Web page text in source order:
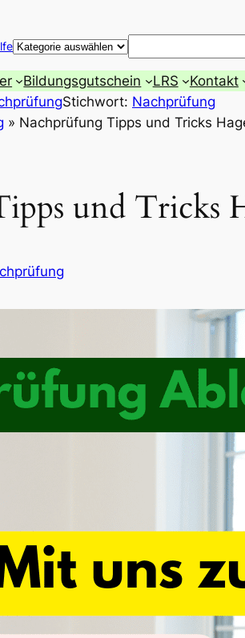
Suchen
Bildungsgutschein LRS Kontakt
Stichwort: Nachprüfung
» Nachprüfung Tipps und Tricks
und Tricks